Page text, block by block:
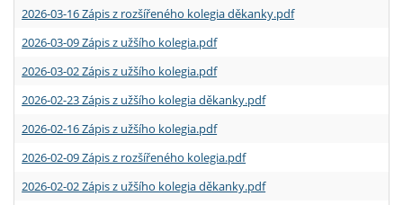
2026-03-16 Zápis z rozšířeného kolegia děkanky.pdf
2026-03-09 Zápis z užšího kolegia.pdf
2026-03-02 Zápis z užšího kolegia.pdf
2026-02-23 Zápis z užšího kolegia děkanky.pdf
2026-02-16 Zápis z užšího kolegia.pdf
2026-02-09 Zápis z rozšířeného kolegia.pdf
2026-02-02 Zápis z užšího kolegia děkanky.pdf